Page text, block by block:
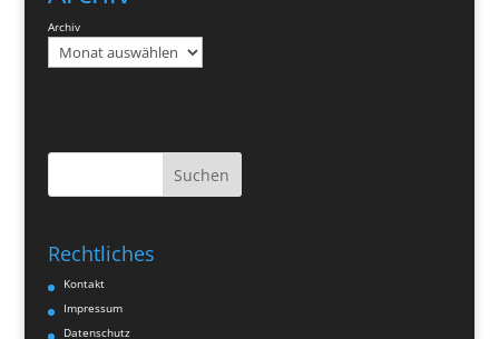
Archiv
Suchen
Rechtliches
Kontakt
Impressum
Datenschutz